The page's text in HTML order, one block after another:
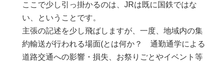
ここで少し引っ掛かるのは、JRは既に国鉄ではな
い、ということです。
主張の記述を少し飛ばしますが、一度、地域内の集
約輸送が行われる場面(とは何か？ 通勤通学による
道路交通への影響・損失、お祭りごとやイベント等